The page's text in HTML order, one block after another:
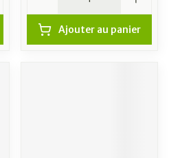
Ajouter au panier